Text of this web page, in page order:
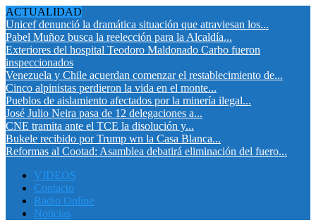
ACTUALIDAD
Unicef denunció la dramática situación que atraviesan los...
Pabel Muñoz busca la reelección para la Alcaldía...
Exteriores del hospital Teodoro Maldonado Carbo fueron
inspeccionados
Venezuela y Chile acuerdan comenzar el restablecimiento de...
Cinco alpinistas perdieron la vida en el monte...
Pueblos de aislamiento afectados por la minería ilegal...
José Julio Neira pasa de 12 delegaciones a...
CNE tramita ante el TCE la disolución y...
Bukele recibido por Trump wn la Casa Blanca...
Reformas al Cootad: Asamblea debatirá eliminación del fuero...
VIDEOS
Contacto
Radio Online
Noticias